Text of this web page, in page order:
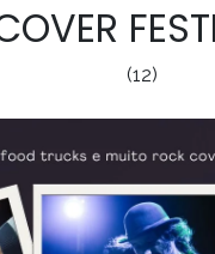
(12)